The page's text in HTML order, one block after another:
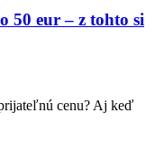
50 eur – z tohto si
cenu? Aj keď